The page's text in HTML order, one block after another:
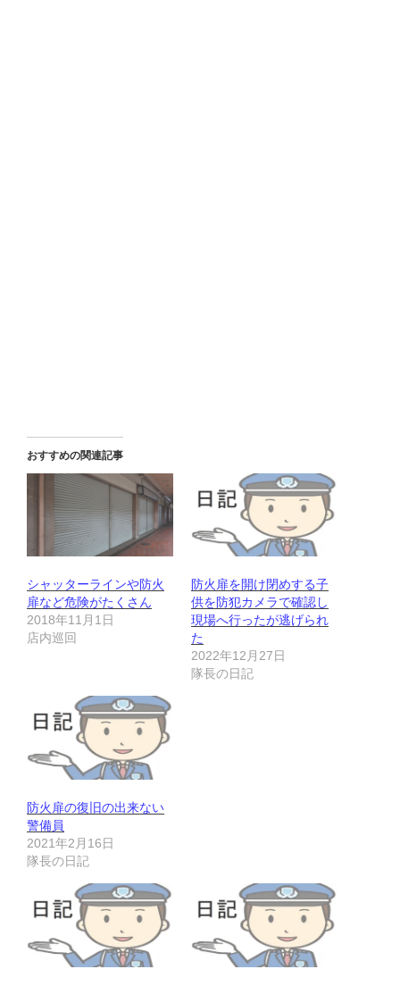
おすすめの関連記事
シャッターラインや防火
扉など危険がたくさん
2018年11月1日
店内巡回
防火扉を開け閉めする子
供を防犯カメラで確認し
現場へ行ったが逃げられ
た
2022年12月27日
隊長の日記
防火扉の復旧の出来ない
警備員
2021年2月16日
隊長の日記